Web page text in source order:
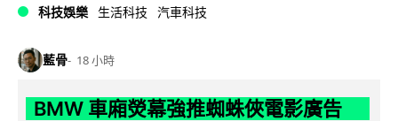
科技娛樂 生活科技 汽車科技
藍骨 18 小時
BMW 車廂熒幕強推蜘蛛俠電影廣告